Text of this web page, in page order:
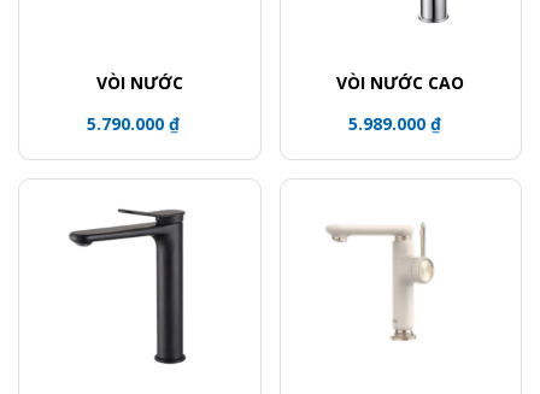
VÒI NƯỚC
5.790.000 ₫
VÒI NƯỚC CAO
5.989.000 ₫